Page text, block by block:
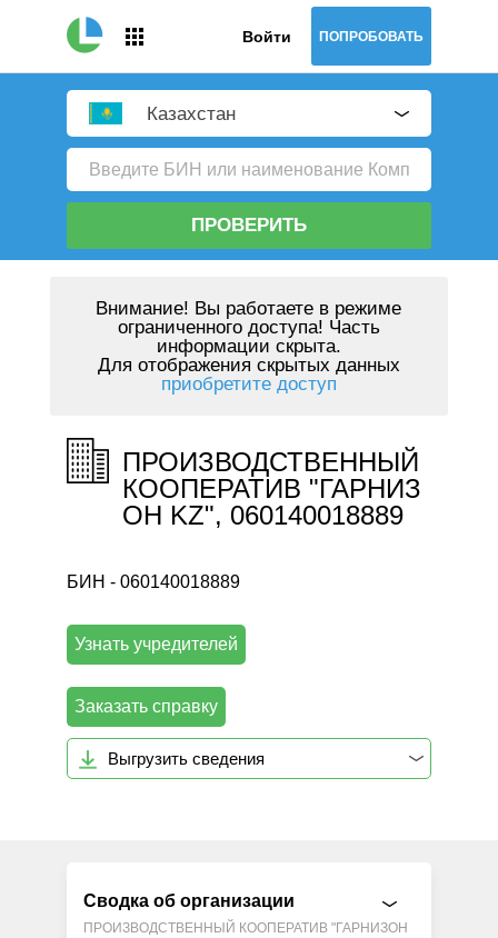
Войти ПОПРОБОВАТЬ
Казахстан
ПРОВЕРИТЬ
Внимание! Вы работаете в режиме
ограниченного доступа! Часть
информации скрыта.
Для отображения скрытых данных
приобретите доступ
ПРОИЗВОДСТВЕННЫЙ
КООПЕРАТИВ "ГАРНИЗ
ОН KZ", 060140018889
БИН - 060140018889
Узнать учредителей
Заказать справку
Выгрузить сведения
Сводка об организации
ПРОИЗВОДСТВЕННЫЙ КООПЕРАТИВ "ГАРНИЗОН